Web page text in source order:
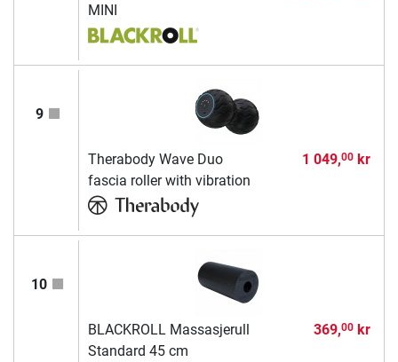
MINI
9
Therabody Wave Duo
fascia roller with vibration
1 049,00kr
10
BLACKROLL Massasjerull
Standard 45 cm
369,00kr